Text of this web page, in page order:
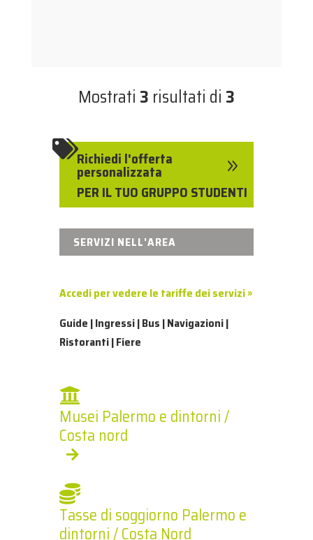
Mostrati 3 risultati di 3
Richiedi l'offerta
personalizzata
PER IL TUO GRUPPO STUDENTI
9
SERVIZI NELL'AREA
Accedi per vedere le tariffe dei servizi »
Guide | Ingressi | Bus | Navigazioni |
Ristoranti | Fiere
Musei Palermo e dintorni /
Costa nord
Tasse di soggiorno Palermo e
dintorni / Costa Nord